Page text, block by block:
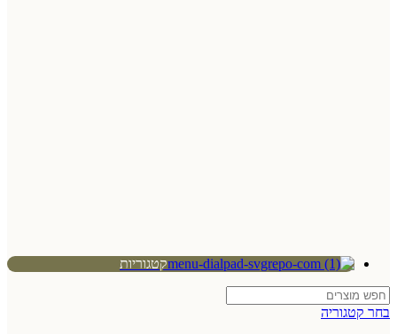
קטגוריות
בחר קטגוריה